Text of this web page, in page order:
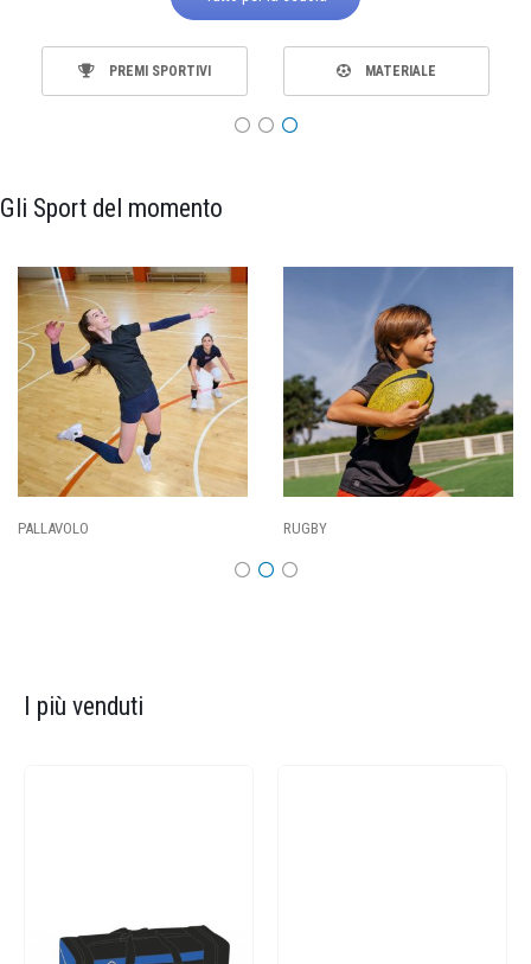
PREMI SPORTIVI MATERIALE
Gli Sport del momento
PALLAVOLO RUGBY
I più venduti